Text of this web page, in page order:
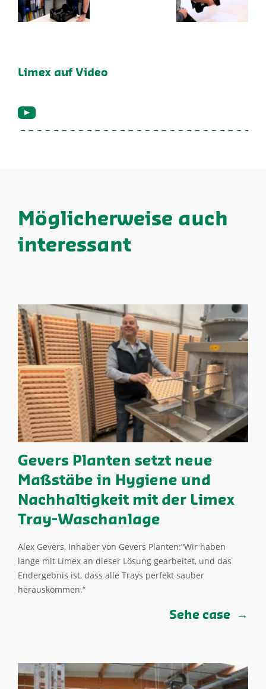
Limex auf Video
Möglicherweise auch
interessant
Gevers Planten setzt neue
Maßstäbe in Hygiene und
Nachhaltigkeit mit der Limex
Tray-Waschanlage
Alex Gevers, Inhaber von Gevers Planten:“Wir haben
lange mit Limex an dieser Lösung gearbeitet, und das
Endergebnis ist, dass alle Trays perfekt sauber
herauskommen.“
Sehe case